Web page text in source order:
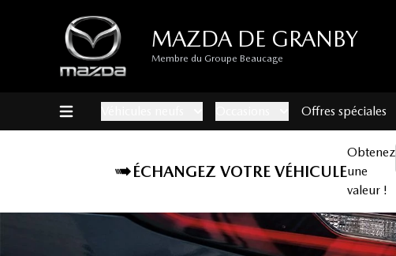
MAZDA DE GRANBY
Membre du Groupe Beaucage
Offres spéciales
ÉCHANGEZ VOTRE VÉHICULE
Obtenez
une
valeur !